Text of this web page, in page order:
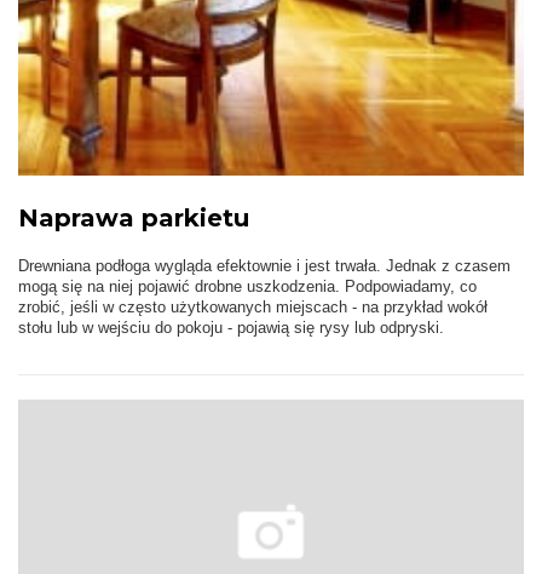
Naprawa parkietu
Drewniana podłoga wygląda efektownie i jest trwała. Jednak z czasem
mogą się na niej pojawić drobne uszkodzenia. Podpowiadamy, co
zrobić, jeśli w często użytkowanych miejscach - na przykład wokół
stołu lub w wejściu do pokoju - pojawią się rysy lub odpryski.